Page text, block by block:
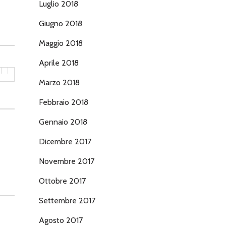
Luglio 2018
Giugno 2018
Maggio 2018
Aprile 2018
Marzo 2018
Febbraio 2018
Gennaio 2018
Dicembre 2017
Novembre 2017
Ottobre 2017
Settembre 2017
Agosto 2017